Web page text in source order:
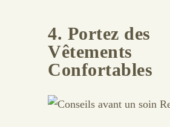
4. Portez des
Vêtements
Confortables